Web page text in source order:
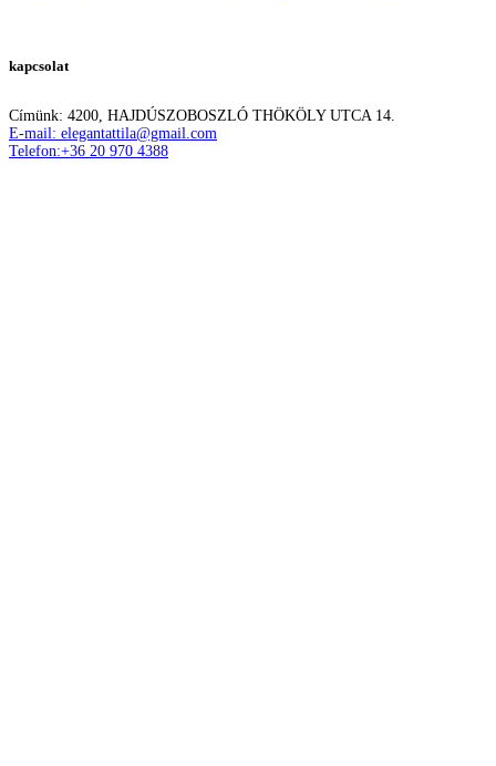
kapcsolat
Címünk: 4200, HAJDÚSZOBOSZLÓ THÖKÖLY UTCA 14.
E-mail: elegantattila@gmail.com
Telefon:+36 20 970 4388